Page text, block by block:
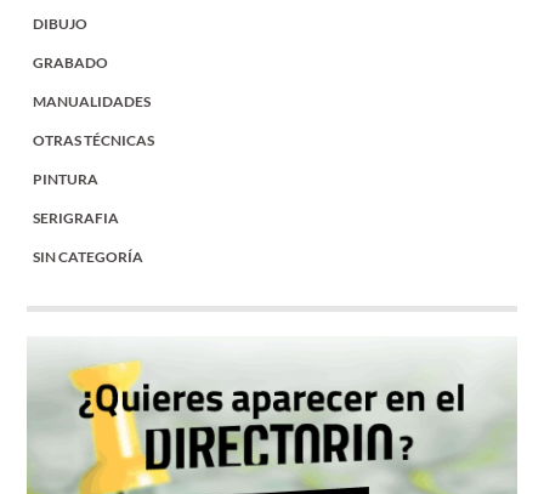
DIBUJO
GRABADO
MANUALIDADES
OTRAS TÉCNICAS
PINTURA
SERIGRAFIA
SIN CATEGORÍA